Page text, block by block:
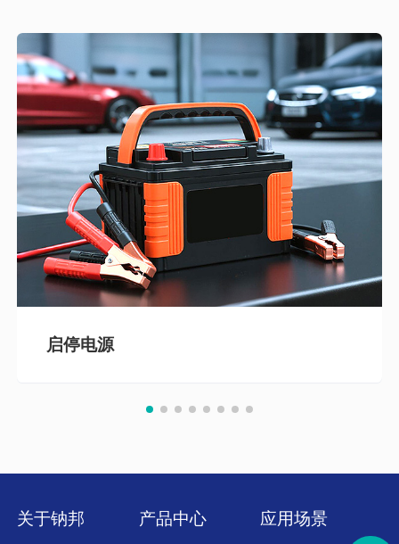
启停电源
关于钠邦 产品中心
应用场景